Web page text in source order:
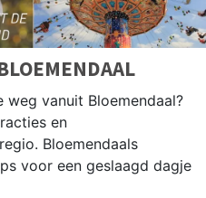
weg vanuit Bloemendaal?
en
Bloemendaals
voor een geslaagd dagje